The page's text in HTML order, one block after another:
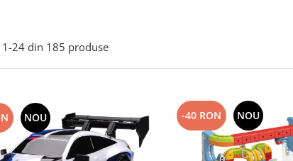
1-24 din 185 produse
NOU -40 RON NOU